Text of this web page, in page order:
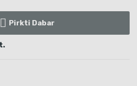
Pirkti Dabar